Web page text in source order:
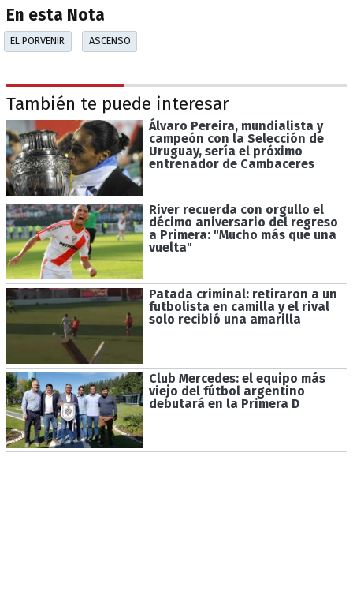
En esta Nota
EL PORVENIR ASCENSO
También te puede interesar
Álvaro Pereira, mundialista y
campeón con la Selección de
Uruguay, sería el próximo
entrenador de Cambaceres
River recuerda con orgullo el
décimo aniversario del regreso
a Primera: "Mucho más que una
vuelta"
Patada criminal: retiraron a un
futbolista en camilla y el rival
solo recibió una amarilla
Club Mercedes: el equipo más
viejo del fútbol argentino
debutará en la Primera D